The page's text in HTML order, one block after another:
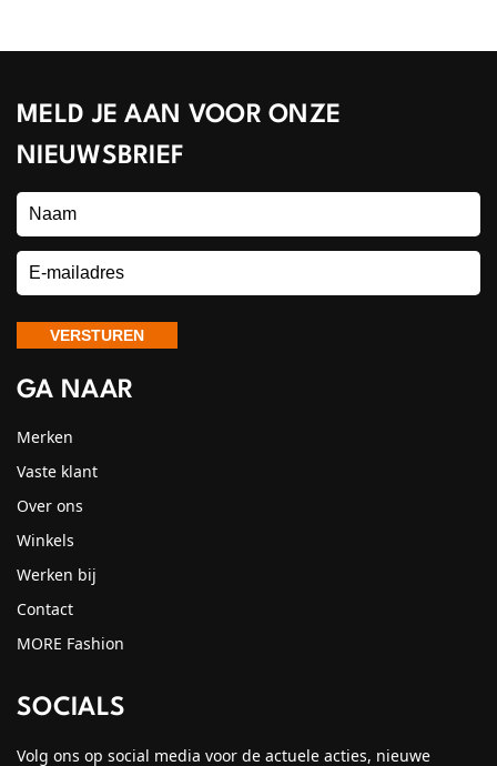
MELD JE AAN VOOR ONZE
NIEUWSBRIEF
GA NAAR
Merken
Vaste klant
Over ons
Winkels
Werken bij
Contact
MORE Fashion
SOCIALS
Volg ons op social media voor de actuele acties, nieuwe